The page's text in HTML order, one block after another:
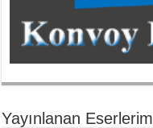
Yayınlanan Eserlerim